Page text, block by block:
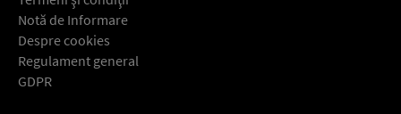
Notă de Informare
Despre cookies
Regulament general
GDPR